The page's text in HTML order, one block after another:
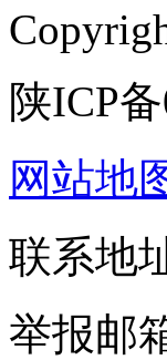
陕ICP
网站地
联系地
举报邮